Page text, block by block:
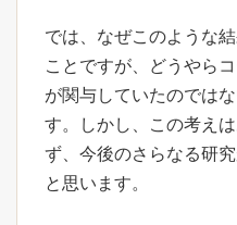
では、なぜこのような
ことですが、どうやら
が関与していたのでは
す。しかし、この考え
ず、今後のさらなる研
と思います。